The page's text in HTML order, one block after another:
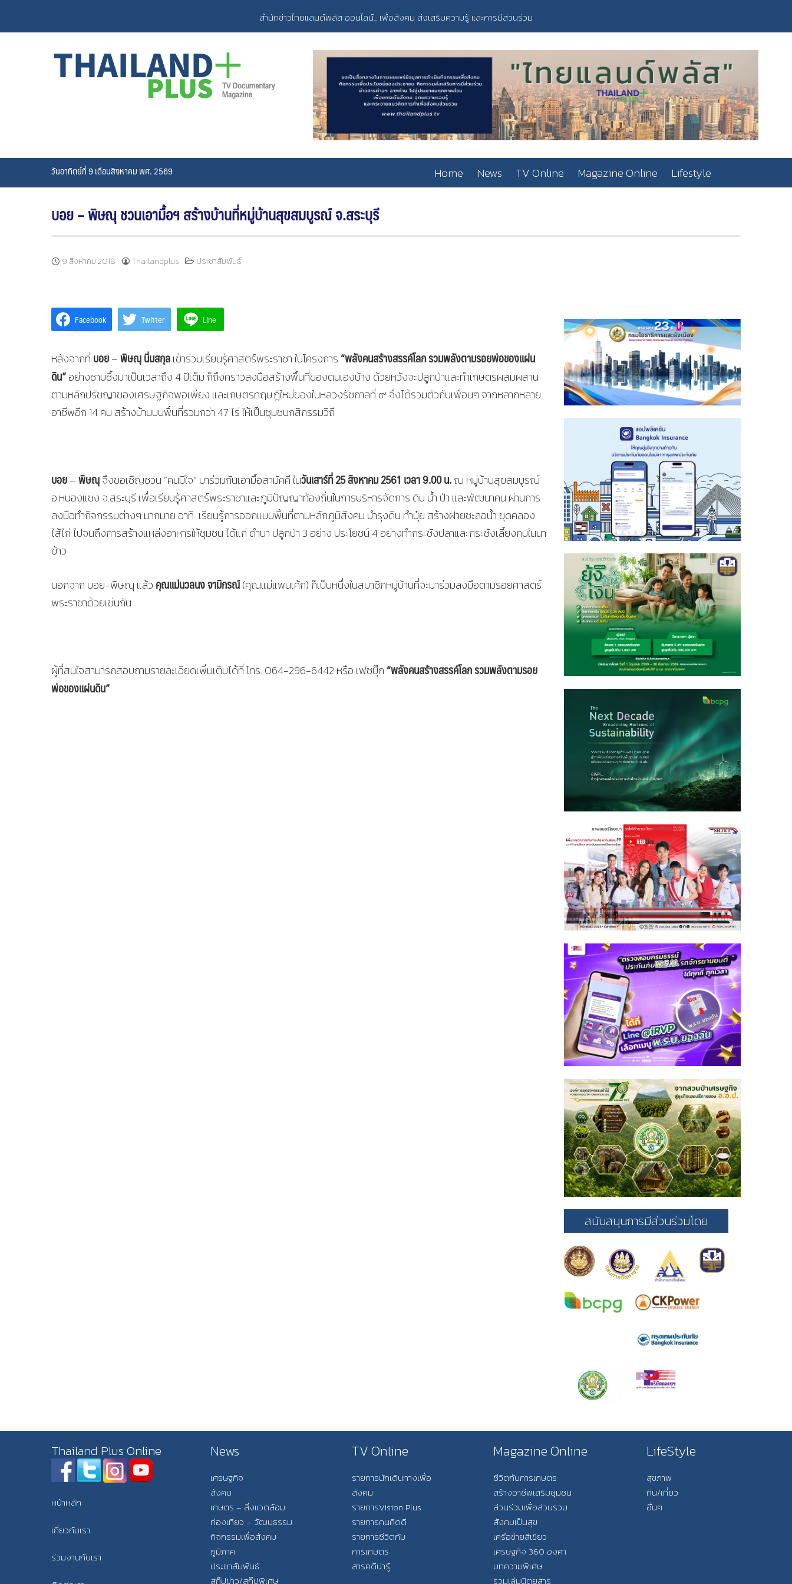
content
สำนักข่าวไทยแลนด์พลัส ออนไลน์... เพื่อสังคม ส่งเสริมความรู้ และการมีส่วนร่วม
วันอาทิตย์ที่ 9 เดือนสิงหาคม พศ. 2569 Home News TV Online Magazine Online Lifestyle
บอย – พิษณุ ชวนเอามื้อฯ สร้างบ้านที่หมู่บ้านสุขสมบูรณ์ จ.สระบุรี
9 สิงหาคม 2018 Thailandplus ประชาสัมพันธ์
Facebook Twitter Line
หลังจากที่ บอย–พิษณุ นิ่มสกุลเข้าร่วมเรียนรู้ศาสตร์พระราชา ในโครงการ“พลังคนสร้างสรรค์โลก รวมพลังตามรอยพ่อของแผ่น
ดิน”อย่างซาบซึ้งมาเป็นเวลาถึง 4 ปีเต็ม ก็ถึงคราวลงมือสร้างพื้นที่ของตนเองบ้าง ด้วยหวังจะปลูกป่าและทำเกษตรผสมผสาน
ตามหลักปรัชญาของเศรษฐกิจพอเพียง และเกษตรทฤษฎีใหม่ของในหลวงรัชกาลที่ ๙ จึงได้รวมตัวกับเพื่อนๆ จากหลากหลาย
อาชีพอีก 14 คน สร้างบ้านบนพื้นที่รวมกว่า 47 ไร่ ให้เป็นชุมชนกสิกรรมวิถี
บอย–พิษณุจึงขอเชิญชวน “คนมีใจ” มาร่วมกันเอามื้อสามัคคี ในวันเสาร์ที่25 สิงหาคม 2561 เวลา 9.00 น.ณ หมู่บ้านสุขสมบูรณ์
อ.หนองแซง จ.สระบุรี เพื่อเรียนรู้ศาสตร์พระราชาและภูมิปัญญาท้องถิ่นในการบริหารจัดการ ดิน น้ำ ป่า และพัฒนาคน ผ่านการ
ลงมือทำกิจกรรมต่างๆ มากมาย อาทิ เรียนรู้การออกแบบพื้นที่ตามหลักภูมิสังคม บำรุงดิน ทำปุ๋ย สร้างฝายชะลอน้ำ ขุดคลอง
ไส้ไก่ ไปจนถึงการสร้างแหล่งอาหารให้ชุมชน ได้แก่ ดำนา ปลูกป่า 3 อย่าง ประโยชน์ 4 อย่างทำกระชังปลาและกระชังเลี้ยงกบในนา
ข้าว
นอกจาก บอย-พิษณุ แล้ว คุณแม่นวลนง จามิกรณ์(คุณแม่แพนเค้ก) ก็เป็นหนึ่งในสมาชิกหมู่บ้านที่จะมาร่วมลงมือตามรอยศาสตร์
พระราชาด้วยเช่นกัน
ผู้ที่สนใจสามารถสอบถามรายละเอียดเพิ่มเติมได้ที่ โทร. 064-296-6442 หรือ เฟซบุ๊ก“พลังคนสร้างสรรค์โลก รวมพลังตามรอย
พ่อของแผ่นดิน”
สนับสนุนการมีส่วนร่วมโดย
Thailand Plus Online
หน้าหลัก
เกี่ยวกับเรา
ร่วมงานกับเรา
News
เศรษฐกิจ
สังคม
เกษตร – สิ่งแวดล้อม
ท่องเที่ยว – วัฒนธรรม
กิจกรรมเพื่อสังคม
ภูมิภาค
ประชาสัมพันธ์
สกู๊ปข่าว/สกู๊ปพิเศษ
TV Online
รายการนักเดินทางเพื่อ
สังคม
รายการVision Plus
รายการคนคิดดี
รายการชีวิตกับ
การเกษตร
สารคดีน่ารู้
Magazine Online
ชีวิตกับการเกษตร
สร้างอาชีพเสริมชุมชน
ส่วนร่วมเพื่อส่วนรวม
สังคมเป็นสุข
เครือข่ายสีเขียว
เศรษฐกิจ 360 องศา
บทความพิเศษ
รวมเล่มนิตยสาร
LifeStyle
สุขภาพ
กิน/เที่ยว
อื่นๆ